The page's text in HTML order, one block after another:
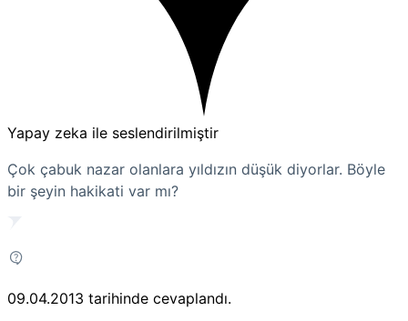
Yapay zeka ile seslendirilmiştir
Çok çabuk nazar olanlara yıldızın düşük diyorlar. Böyle
bir şeyin hakikati var mı?
09.04.2013 tarihinde cevaplandı.